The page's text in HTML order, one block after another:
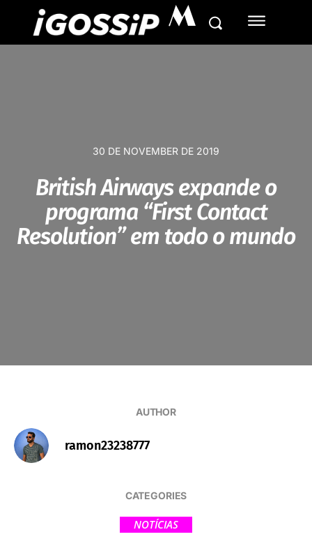
M
30 DE NOVEMBER DE 2019
British Airways expande o
programa “First Contact
Resolution” em todo o mundo
AUTHOR
ramon23238777
CATEGORIES
NOTÍCIAS